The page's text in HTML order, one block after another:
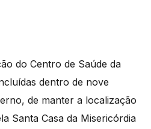
do Centro de Saúde da
dentro de nove
de manter a localização
Santa Casa da Misericórdia